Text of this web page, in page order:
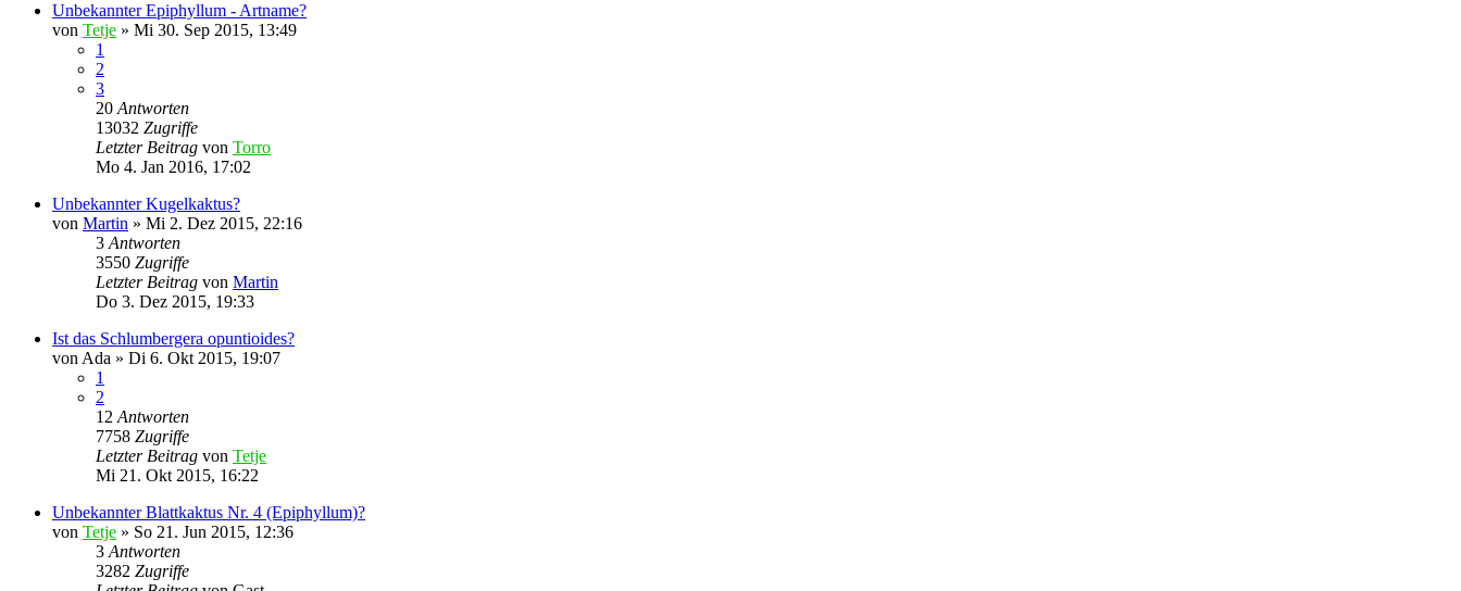
Unbekannter Epiphyllum - Artname?
von Tetje » Mi 30. Sep 2015, 13:49
1
2
3
20 Antworten
13032 Zugriffe
Letzter Beitrag von Torro
Mo 4. Jan 2016, 17:02
Unbekannter Kugelkaktus?
von Martin » Mi 2. Dez 2015, 22:16
3 Antworten
3550 Zugriffe
Letzter Beitrag von Martin
Do 3. Dez 2015, 19:33
Ist das Schlumbergera opuntioides?
von Ada » Di 6. Okt 2015, 19:07
1
2
12 Antworten
7758 Zugriffe
Letzter Beitrag von Tetje
Mi 21. Okt 2015, 16:22
Unbekannter Blattkaktus Nr. 4 (Epiphyllum)?
von Tetje » So 21. Jun 2015, 12:36
3 Antworten
3282 Zugriffe